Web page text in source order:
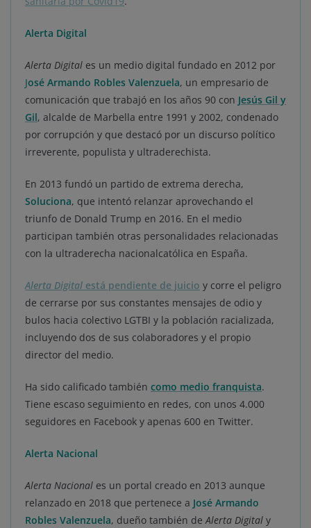
Alerta Digital
Alerta Digital es un medio digital fundado en 2012 por
José Armando Robles Valenzuela, un empresario de
comunicación que trabajó en los años 90 con Jesús Gil y
Gil, alcalde de Marbella entre 1991 y 2002, condenado
por corrupción y que destacó por un discurso político
irreverente, populista y ultraderechista.
En 2013 fundó un partido de extrema derecha,
Soluciona, que intentó relanzar aprovechando el
triunfo de Donald Trump en 2016. En el medio
participan también otras personalidades relacionadas
con la ultraderecha nacionalcatólica en España.
Alerta Digital está pendiente de juicio y corre el peligro
de cerrarse por sus constantes mensajes de odio y
bulos hacia colectivo LGTBI y la población racializada,
incluyendo dos de sus colaboradores y el propio
director del medio.
Ha sido calificado también como medio franquista.
Tiene escaso seguimiento en redes, con unos 4.000
seguidores en Facebook y apenas 600 en Twitter.
Alerta Nacional
Alerta Nacional es un portal creado en 2013 aunque
relanzado en 2018 que pertenece a José Armando
Robles Valenzuela, dueño también deAlerta Digital y